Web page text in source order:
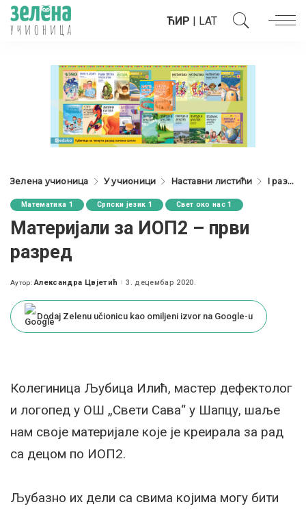
ЋИР | LAT
Зелена учионица У учионици Наставни листићи I разред
Математика 1 Српски језик 1 Свет око нас 1
Материјали за ИОП2 – први
разред
Posted
Аутор: Александра Цвјетић 3. децембар 2020.
Dodaj Zelenu učionicu kao omiljeni izvor na Google-u
Колегиница Љубица Илић, мастер дефектолог
и логопед у ОШ „Свети Сава“ у Шапцу, шаље
нам своје материјале које је креирала за рад
са децом по ИОП2.
Љубазно их дели са свима којима могу бити